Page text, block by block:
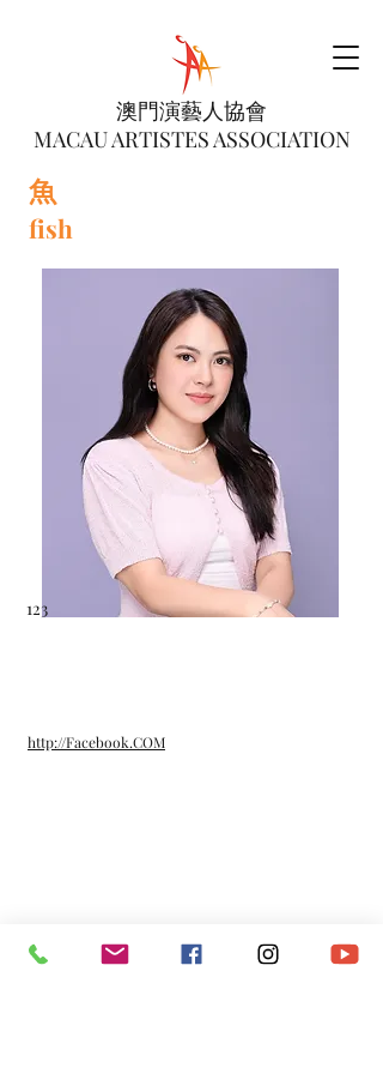
澳門演藝人協會
MACAU ARTISTES ASSOCIATION
魚
fish
123
http://Facebook.COM